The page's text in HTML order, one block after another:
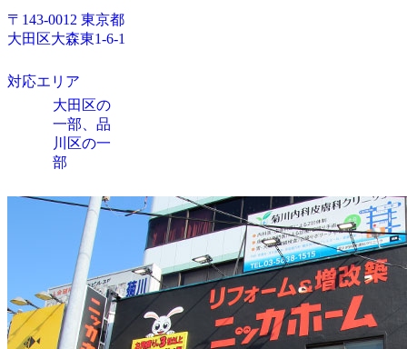
〒143-0012 東京都
大田区大森東1-6-1
対応エリア
大田区の
一部、品
川区の一
部